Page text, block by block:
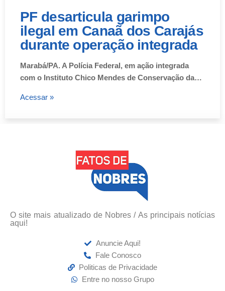
PF desarticula garimpo
ilegal em Canaã dos Carajás
durante operação integrada
Marabá/PA. A Polícia Federal, em ação integrada
com o Instituto Chico Mendes de Conservação da…
Acessar »
O site mais atualizado de Nobres / As principais notícias
aqui!
Anuncie Aqui!
Fale Conosco
Politicas de Privacidade
Entre no nosso Grupo